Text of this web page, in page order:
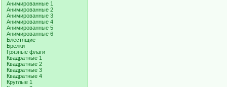
Анимированные 1
Анимированные 2
Анимированные 3
Анимированные 4
Анимированные 5
Анимированные 6
Блестящие
Брелки
Грязные флаги
Квадратные 1
Квадратные 2
Квадратные 3
Квадратные 4
Круглые 1